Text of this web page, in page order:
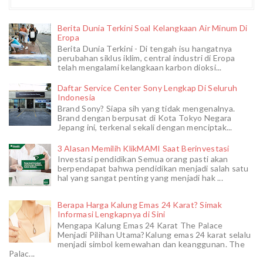
Berita Dunia Terkini Soal Kelangkaan Air Minum Di
Eropa
Berita Dunia Terkini - Di tengah isu hangatnya
perubahan siklus iklim, central industri di Eropa
telah mengalami kelangkaan karbon dioksi...
Daftar Service Center Sony Lengkap Di Seluruh
Indonesia
Brand Sony? Siapa sih yang tidak mengenalnya.
Brand dengan berpusat di Kota Tokyo Negara
Jepang ini, terkenal sekali dengan menciptak...
3 Alasan Memilih KlikMAMI Saat Berinvestasi
Investasi pendidikan Semua orang pasti akan
berpendapat bahwa pendidikan menjadi salah satu
hal yang sangat penting yang menjadi hak ...
Berapa Harga Kalung Emas 24 Karat? Simak
Informasi Lengkapnya di Sini
Mengapa Kalung Emas 24 Karat The Palace
Menjadi Pilihan Utama?Kalung emas 24 karat selalu
menjadi simbol kemewahan dan keanggunan. The
Palac...